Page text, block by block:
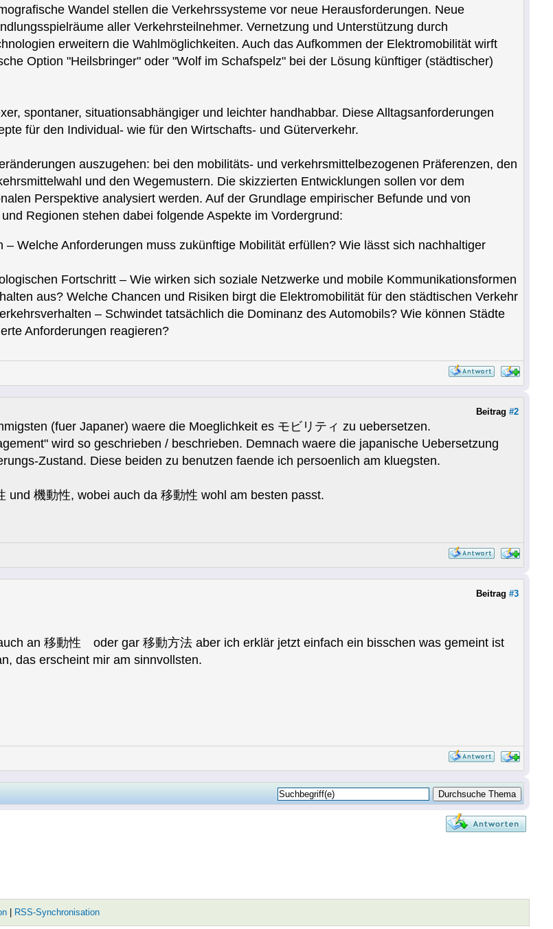
Wandel stellen die Verkehrssysteme vor neue Herausforderungen. Neue
aller Verkehrsteilnehmer. Vernetzung und Unterstützung durch
erweitern die Wahlmöglichkeiten. Auch das Aufkommen der Elektromobilität wirft
Option "Heilsbringer" oder "Wolf im Schafspelz" bei der Lösung künftiger (städtischer)
spontaner, situationsabhängiger und leichter handhabbar. Diese Alltagsanforderungen
für den Individual- wie für den Wirtschafts- und Güterverkehr.
auszugehen: bei den mobilitäts- und verkehrsmittelbezogenen Präferenzen, den
und den Wegemustern. Die skizzierten Entwicklungen sollen vor dem
Perspektive analysiert werden. Auf der Grundlage empirischer Befunde und von
Regionen stehen dabei folgende Aspekte im Vordergrund:
– Welche Anforderungen muss zukünftige Mobilität erfüllen? Wie lässt sich nachhaltiger
Fortschritt – Wie wirken sich soziale Netzwerke und mobile Kommunikationsformen
aus? Welche Chancen und Risiken birgt die Elektromobilität für den städtischen Verkehr
– Schwindet tatsächlich die Dominanz des Automobils? Wie können Städte
Anforderungen reagieren?
Beitrag #2
(fuer Japaner) waere die Moeglichkeit es モビリティ zu uebersetzen.
wird so geschrieben / beschrieben. Demnach waere die japanische Uebersetzung
Zustand. Diese beiden zu benutzen faende ich persoenlich am kluegsten.
und 機動性, wobei auch da 移動性 wohl am besten passt.
Beitrag #3
an 移動性 oder gar 移動方法 aber ich erklär jetzt einfach ein bisschen was gemeint ist
das erscheint mir am sinnvollsten.
| RSS-Synchronisation